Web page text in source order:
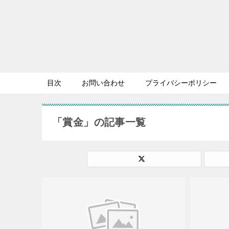
目次 お問い合わせ プライバシーポリシー
「賞金」の記事一覧